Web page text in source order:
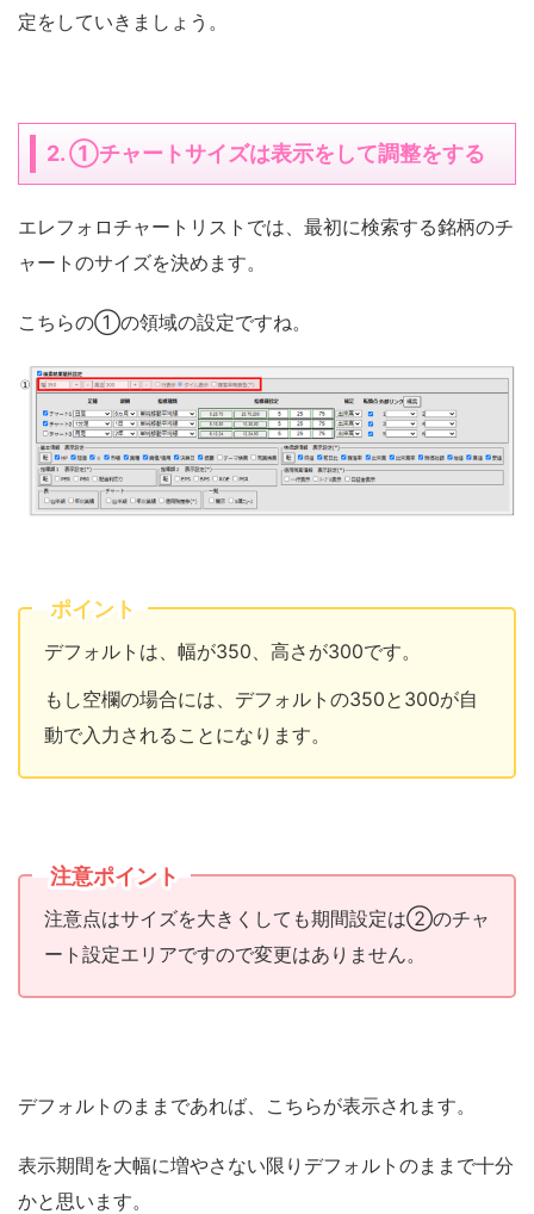
定をしていきましょう。
2. ①チャートサイズは表示をして調整をする
エレフォロチャートリストでは、最初に検索する銘柄のチ
ャートのサイズを決めます。
こちらの①の領域の設定ですね。
ポイント
デフォルトは、幅が350、高さが300です。
もし空欄の場合には、デフォルトの350と300が自
動で入力されることになります。
注意ポイント
注意点はサイズを大きくしても期間設定は②のチャ
ート設定エリアですので変更はありません。
デフォルトのままであれば、こちらが表示されます。
表示期間を大幅に増やさない限りデフォルトのままで十分
かと思います。